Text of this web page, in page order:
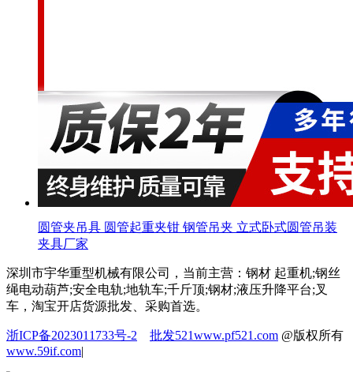
圆管夹吊具 圆管起重夹钳 钢管吊夹 立式卧式圆管吊装
夹具厂家
深圳市宇华重型机械有限公司，当前主营：钢材 起重机;钢丝
绳电动葫芦;安全电轨;地轨车;千斤顶;钢材;液压升降平台;叉
车，淘宝开店货源批发、采购首选。
浙ICP备2023011733号-2 批发521www.pf521.com @版权所有
www.59if.com|